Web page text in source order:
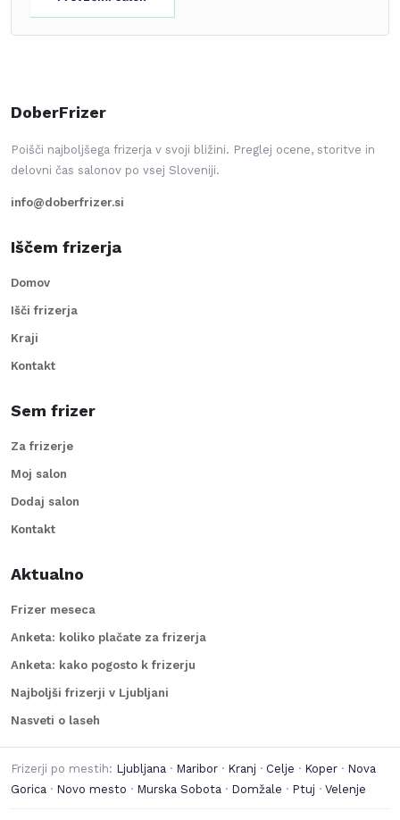
DoberFrizer
Poišči najboljšega frizerja v svoji bližini. Preglej ocene, storitve in
delovni čas salonov po vsej Sloveniji.
info@doberfrizer.si
Iščem frizerja
Domov
Išči frizerja
Kraji
Kontakt
Sem frizer
Za frizerje
Moj salon
Dodaj salon
Kontakt
Aktualno
Frizer meseca
Anketa: koliko plačate za frizerja
Anketa: kako pogosto k frizerju
Najboljši frizerji v Ljubljani
Nasveti o laseh
Frizerji po mestih: Ljubljana · Maribor · Kranj · Celje · Koper · Nova
Gorica · Novo mesto · Murska Sobota · Domžale · Ptuj · Velenje